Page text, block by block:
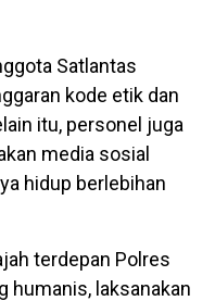
Satlantas
kode etik dan
itu, personel juga
media sosial
hidup berlebihan
terdepan Polres
humanis, laksanakan